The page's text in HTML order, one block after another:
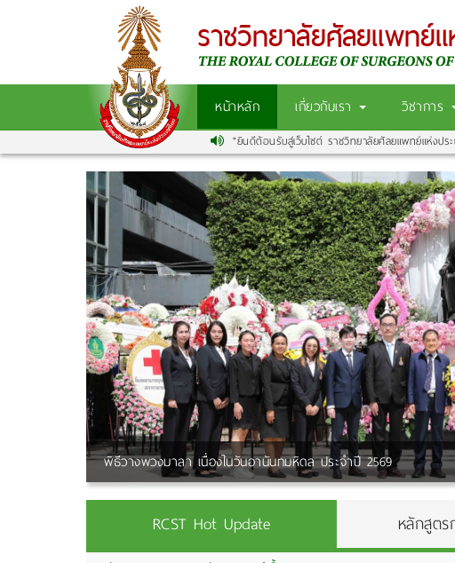
หน้าหลัก เกี่ยวกับเรา วิชาการ
"ยินดีต้อนรับสู่เว็บไซต์ ราชวิทยาลัยศัลยแพทย์แห่งประ
พิธีวางพวงมาลา เนื่องในวันอานันทมหิดล ประจำปี 2569
RCST Hot Update หลักสูต